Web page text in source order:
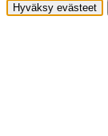
Hyväksy evästeet